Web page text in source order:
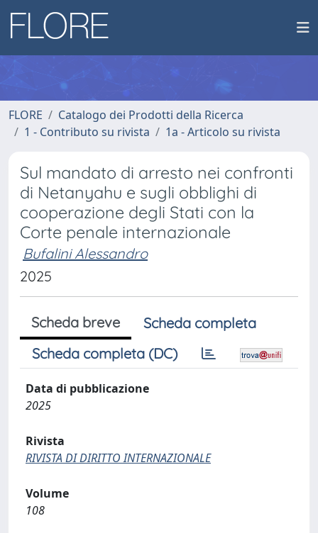
FLORE
Catalogo dei Prodotti della Ricerca
1 - Contributo su rivista
1a - Articolo su rivista
Sul mandato di arresto nei confronti
di Netanyahu e sugli obblighi di
cooperazione degli Stati con la
Corte penale internazionale
Bufalini Alessandro
2025
Scheda breve
Scheda completa
Scheda completa (DC)
Data di pubblicazione
2025
Rivista
RIVISTA DI DIRITTO INTERNAZIONALE
Volume
108